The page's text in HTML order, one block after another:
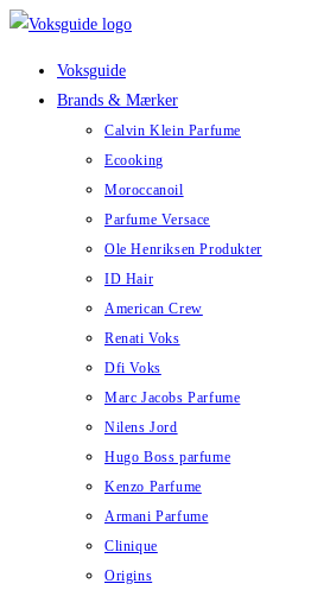
Skip
Voksguide
Brands & Mærker
Calvin Klein Parfume
Ecooking
Moroccanoil
Parfume Versace
Ole Henriksen Produkter
ID Hair
American Crew
Renati Voks
Dfi Voks
Marc Jacobs Parfume
Nilens Jord
Hugo Boss parfume
Kenzo Parfume
Armani Parfume
Clinique
Origins